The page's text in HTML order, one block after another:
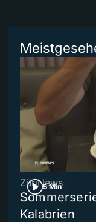
5 Min
ZüriNews
Kalabrien